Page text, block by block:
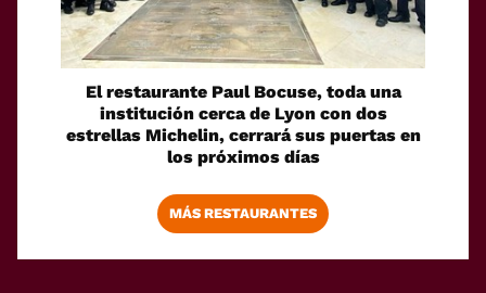
El restaurante Paul Bocuse, toda una
institución cerca de Lyon con dos
estrellas Michelin, cerrará sus puertas en
los próximos días
MÁS RESTAURANTES